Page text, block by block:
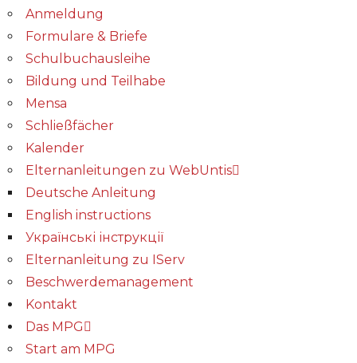
Anmeldung
Formulare & Briefe
Schulbuchausleihe
Bildung und Teilhabe
Mensa
Schließfächer
Kalender
Elternanleitungen zu WebUntis
Deutsche Anleitung
English instructions
Українські інструкції
Elternanleitung zu IServ
Beschwerdemanagement
Kontakt
Das MPG
Start am MPG